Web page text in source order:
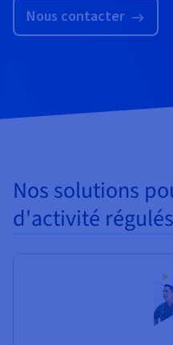
Nous contacter
Nos solutions
d'activité régulés